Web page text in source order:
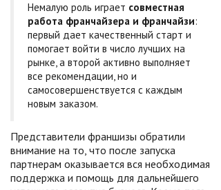
Немалую роль играет совместная
работа франчайзера и франчайзи:
первый дает качественный старт и
помогает войти в число лучших на
рынке, а второй активно выполняет
все рекомендации, но и
самосовершенствуется с каждым
новым заказом.
Представители франшизы обратили
внимание на то, что после запуска
партнерам оказывается вся необходимая
поддержка и помощь для дальнейшего